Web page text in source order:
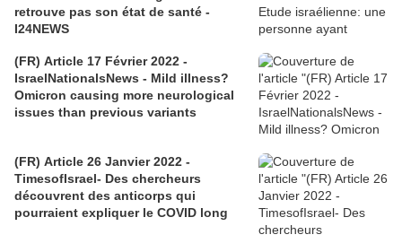
retrouve pas son état de santé -
I24NEWS
(FR) Article 17 Février 2022 -
IsraelNationalsNews - Mild illness?
Omicron causing more neurological
issues than previous variants
(FR) Article 26 Janvier 2022 -
TimesofIsrael- Des chercheurs
découvrent des anticorps qui
pourraient expliquer le COVID long